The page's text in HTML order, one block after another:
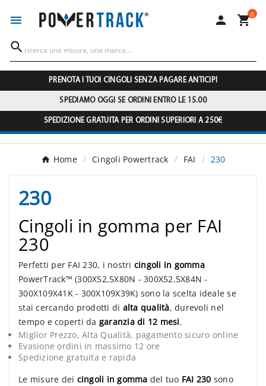
  0

PRENOTA I TUOI CINGOLI SENZA PAGARE ANTICIPI
SPEDIAMO OGGI SE ORDINI ENTRO LE 15.00
SPEDIZIONE GRATUITA PER ORDINI SUPERIORI A 250€
Home Cingoli Powertrack FAI 230
230
Cingoli in gomma per FAI
230
Perfetti per FAI 230, i nostri cingoli in gomma
PowerTrack™ (300X52,5X80N - 300X52,5X84N -
300X109X41K - 300X109X39K) sono la scelta ideale se
stai cercando prodotti di alta qualità, durevoli nel
tempo e coperti da garanzia di 12 mesi.
Miglior Prezzo, Alta Qualità, pagamento sicuro online
Evasione ordini in massimo 12 ore
Spedizione gratuita e rapida
Le misure dei cingoli in gomma del tuo FAI 230 sono